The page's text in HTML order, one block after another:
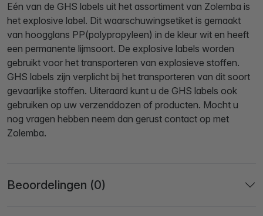
Eén van de GHS labels uit het assortiment van Zolemba is
het explosive label. Dit waarschuwingsetiket is gemaakt
van hoogglans PP(polypropyleen) in de kleur wit en heeft
een permanente lijmsoort. De explosive labels worden
gebruikt voor het transporteren van explosieve stoffen.
GHS labels zijn verplicht bij het transporteren van dit soort
gevaarlijke stoffen. Uiteraard kunt u de GHS labels ook
gebruiken op uw verzenddozen of producten. Mocht u
nog vragen hebben neem dan gerust contact op met
Zolemba.
Beoordelingen (0)